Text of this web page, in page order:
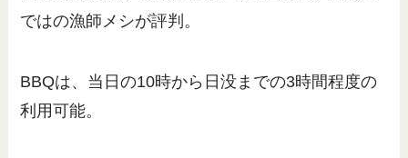
ではの漁師メシが評判。
BBQは、当日の10時から日没までの3時間程度の
利用可能。